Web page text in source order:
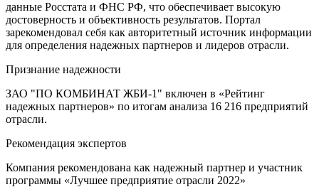
данные Росстата и ФНС РФ, что обеспечивает высокую
достоверность и объективность результатов. Портал
зарекомендовал себя как авторитетный источник информации
для определения надежных партнеров и лидеров отрасли.
Признание надежности
ЗАО "ПО КОМБИНАТ ЖБИ-1" включен в «Рейтинг
надежных партнеров» по итогам анализа 16 216 предприятий
отрасли.
Рекомендация экспертов
Компания рекомендована как надежный партнер и участник
программы «Лучшее предприятие отрасли 2022»